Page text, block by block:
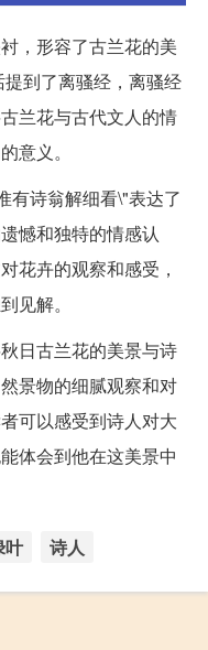
，形容了古兰花的美
到了离骚经，离骚经
兰花与古代文人的情
意义。
有诗翁解细看\"表达了
憾和独特的情感认
花卉的观察和感受，
见解。
日古兰花的美景与诗
景物的细腻观察和对
可以感受到诗人对大
体会到他在这美景中
叶 诗人